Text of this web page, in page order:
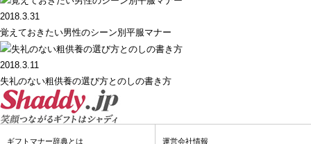
2018.3.31
覚えておきたい男性のシーン別平服マナー
2018.3.11
失礼のない粗供養の選び方とのしの書き方
ギフトマナー辞典とは 運営会社情報